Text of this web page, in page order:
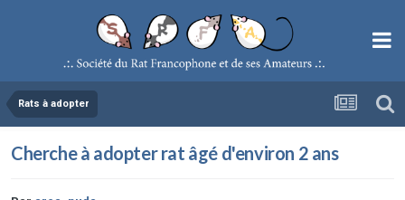
Rats à adopter
Cherche à adopter rat âgé d'environ 2 ans